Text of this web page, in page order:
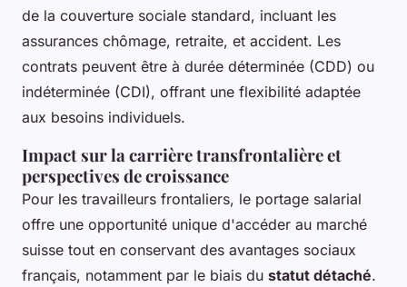
de la couverture sociale standard, incluant les
assurances chômage, retraite, et accident. Les
contrats peuvent être à durée déterminée (CDD) ou
indéterminée (CDI), offrant une flexibilité adaptée
aux besoins individuels.
Impact sur la carrière transfrontalière et
perspectives de croissance
Pour les travailleurs frontaliers, le portage salarial
offre une opportunité unique d'accéder au marché
suisse tout en conservant des avantages sociaux
français, notamment par le biais du statut détaché.